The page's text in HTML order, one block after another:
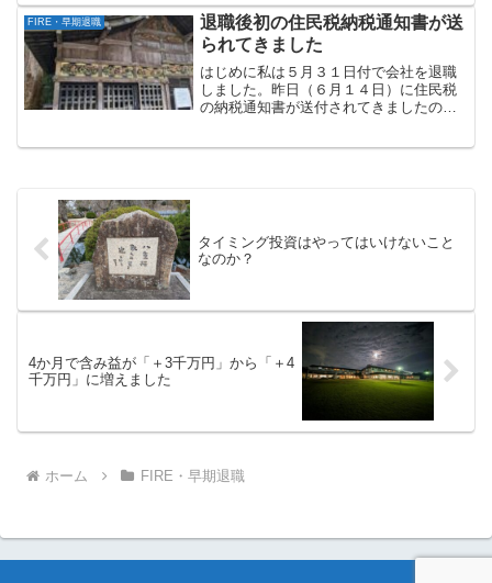
は現在、スマートウォッチの購入を検討
しています。今回はそ...
FIRE・早期退職
退職後初の住民税納税通知書が送
られてきました
はじめに私は５月３１日付で会社を退職
しました。昨日（６月１４日）に住民税
の納税通知書が送付されてきましたの
タイミング投資はやってはいけないこと
なのか？
4か月で含み益が「＋3千万円」から「＋4
千万円」に増えました
ホーム FIRE・早期退職